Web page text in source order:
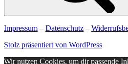
Impressum – Datenschutz –
Stolz präsentiert von WordPress
Wir nutzen Cookies, um dir passende